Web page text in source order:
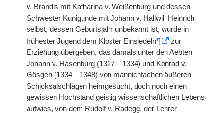
v. Brandis mit Katharina v. Weißenburg und dessen
Schwester Kunigunde mit Johann v. Hallwil. Heinrich
selbst, dessen Geburtsjahr unbekannt ist, wurde in
frühester Jugend dem Kloster Einsiedeln¶
zur
Erziehung übergeben, das damals unter den Aebten
Johann v. Hasenburg (1327—1334) und Konrad v.
Gösgen (1334—1348) von mannichfachen äußeren
Schicksalschlägen heimgesucht, doch noch einen
gewissen Hochstand geistig wissenschaftlichen Lebens
aufwies, von dem Rudolf v. Radegg, der Lehrer